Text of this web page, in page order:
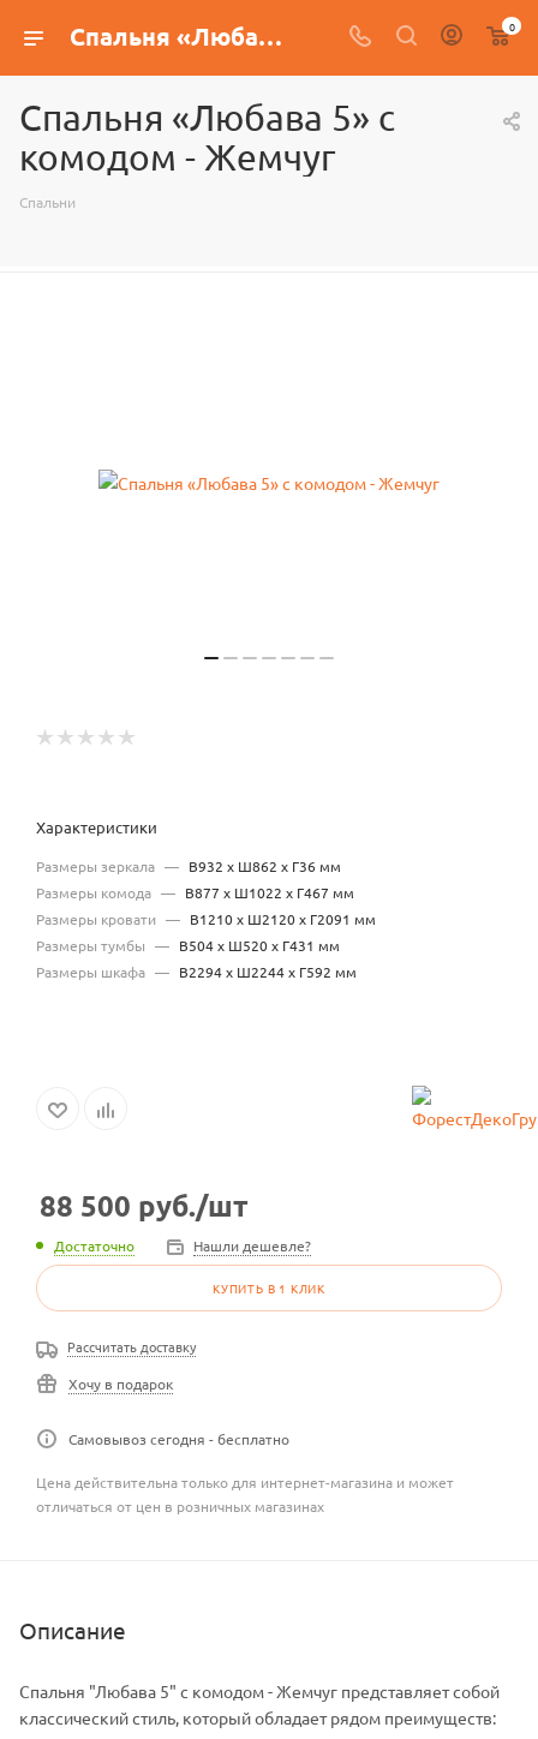
Спальня «Любава 5» с комодом - Жемчуг 0
Спальня «Любава 5» с
комодом - Жемчуг
Спальни
Характеристики
Размеры зеркала — В932 х Ш862 х Г36 мм
Размеры комода — В877 х Ш1022 х Г467 мм
Размеры кровати — В1210 х Ш2120 х Г2091 мм
Размеры тумбы — В504 х Ш520 х Г431 мм
Размеры шкафа — В2294 х Ш2244 х Г592 мм
88 500 руб./шт
Достаточно Нашли дешевле?
КУПИТЬ В 1 КЛИК
Рассчитать доставку
Хочу в подарок
Самовывоз сегодня - бесплатно
Цена действительна только для интернет-магазина и может
отличаться от цен в розничных магазинах
Описание
Спальня "Любава 5" с комодом - Жемчуг представляет собой
классический стиль, который обладает рядом преимуществ: